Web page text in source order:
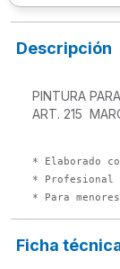
Descripción
PINTURA
ART. 215
* Elaborado
* Profesional
* Para
Ficha